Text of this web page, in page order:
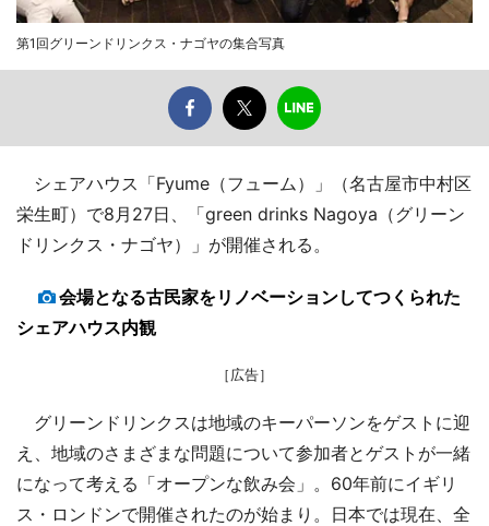
第1回グリーンドリンクス・ナゴヤの集合写真
シェアハウス「Fyume（フューム）」（名古屋市中村区
栄生町）で8月27日、「green drinks Nagoya（グリーン
ドリンクス・ナゴヤ）」が開催される。
会場となる古民家をリノベーションしてつくられた
シェアハウス内観
［広告］
グリーンドリンクスは地域のキーパーソンをゲストに迎
え、地域のさまざまな問題について参加者とゲストが一緒
になって考える「オープンな飲み会」。60年前にイギリ
ス・ロンドンで開催されたのが始まり。日本では現在、全